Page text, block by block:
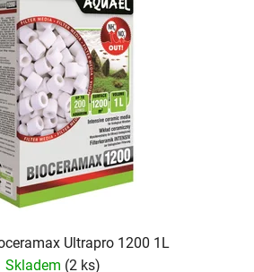
Ultrapro 1200 1L
Skladem (2 ks)